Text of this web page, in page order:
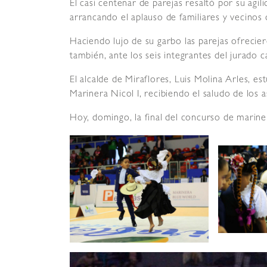
El casi centenar de parejas resaltó por su
arrancando el aplauso de familiares y
Haciendo lujo de su garbo las parejas
también, ante los seis integrantes del jurado
El alcalde de Miraflores, Luis Molina Arles,
Marinera Nicol I, recibiendo el saludo de los
Hoy, domingo, la final del concurso de